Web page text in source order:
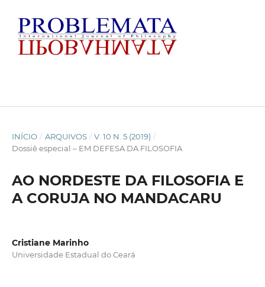
INÍCIO / ARQUIVOS / V. 10 N. 5 (2019) /
Dossiê especial – EM DEFESA DA FILOSOFIA
AO NORDESTE DA FILOSOFIA E
A CORUJA NO MANDACARU
Cristiane Marinho
Universidade Estadual do Ceará